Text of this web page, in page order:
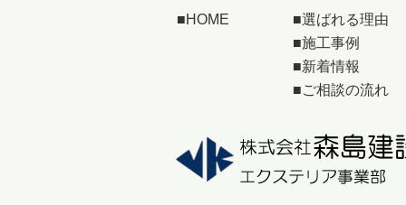
■HOME ■選ばれる理由
■施工事例
■新着情報
■ご相談の流れ